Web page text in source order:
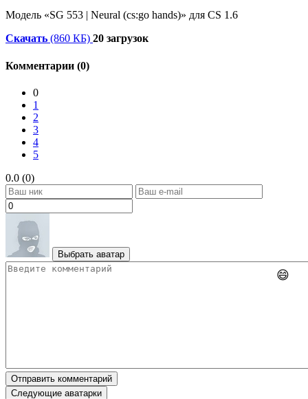
Модель «SG 553 | Neural (cs:go hands)» для CS 1.6
Скачать (860 КБ) 20 загрузок
Комментарии (0)
0
1
2
3
4
5
0.0 (0)
Выбрать аватар
😄
Отправить комментарий
Следующие аватарки